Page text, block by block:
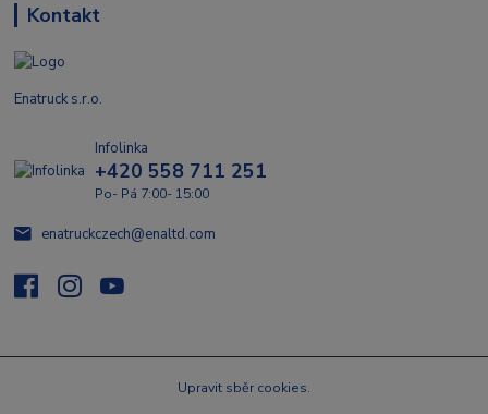
Kontakt
Enatruck s.r.o.
Infolinka
+420 558 711 251
Po- Pá 7:00- 15:00
enatruckczech@enaltd.com
Upravit sběr cookies.